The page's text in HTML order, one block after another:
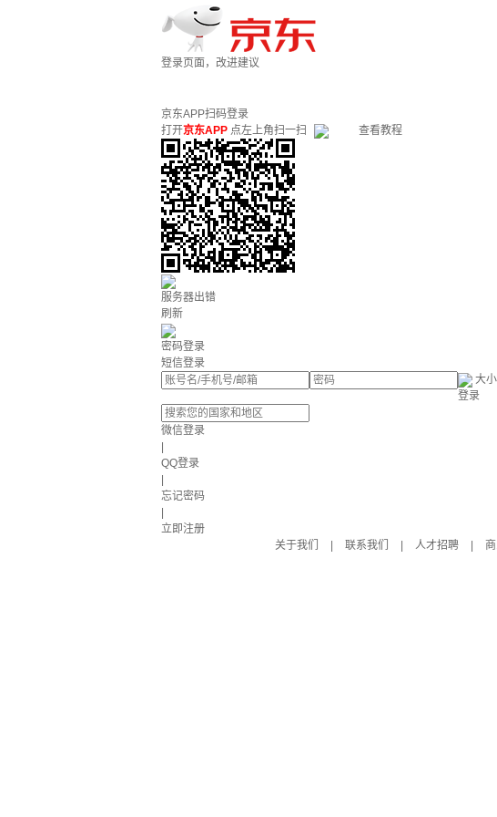
登录页面，改进建议
京东APP扫码登录
打开京东APP 点左上角扫一扫 查看教程
服务器出错
刷新
密码登录
短信登录
大
登录
微信登录
QQ登录
忘记密码
立即注册
关于我们
联系我们 人才招聘